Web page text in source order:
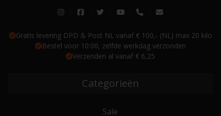
Gratis levering DPD & Post NL vanaf € 100,- (NL) max 20 kilo
Bestel voor 10:00, zelfde werkdag verzonden
Verzenden al vanaf € 6,25
Categorieën
Sale